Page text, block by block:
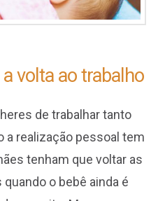
volta ao trabalho
de trabalhar tanto
a realização pessoal tem
tenham que voltar as
o bebê ainda é